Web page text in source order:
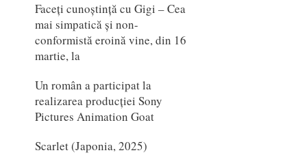
Faceți cunoștință cu Gigi – Cea
mai simpatică și non-
conformistă eroină vine, din 16
martie, la
Un român a participat la
realizarea producției Sony
Pictures Animation Goat
Scarlet (Japonia, 2025)